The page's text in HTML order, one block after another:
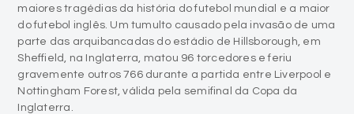
maiores tragédias da história do futebol mundial e a maior
do futebol inglês. Um tumulto causado pela invasão de uma
parte das arquibancadas do estádio de Hillsborough, em
Sheffield, na Inglaterra, matou 96 torcedores e feriu
gravemente outros 766 durante a partida entre Liverpool e
Nottingham Forest, válida pela semifinal da Copa da
Inglaterra.